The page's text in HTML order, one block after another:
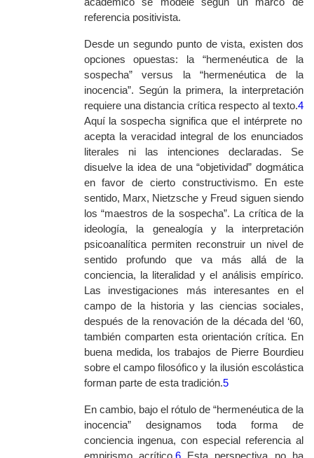
referencia positivista.
Desde un segundo punto de vista, existen dos
opciones opuestas: la “hermenéutica de la
sospecha” versus la “hermenéutica de la
inocencia”. Según la primera, la interpretación
requiere una distancia crítica respecto al texto.4
Aquí la sospecha significa que el intérprete no
acepta la veracidad integral de los enunciados
literales ni las intenciones declaradas. Se
disuelve la idea de una “objetividad” dogmática
en favor de cierto constructivismo. En este
sentido, Marx, Nietzsche y Freud siguen siendo
los “maestros de la sospecha”. La crítica de la
ideología, la genealogía y la interpretación
psicoanalítica permiten reconstruir un nivel de
sentido profundo que va más allá de la
conciencia, la literalidad y el análisis empírico.
Las investigaciones más interesantes en el
campo de la historia y las ciencias sociales,
después de la renovación de la década del ‘60,
también comparten esta orientación crítica. En
buena medida, los trabajos de Pierre Bourdieu
sobre el campo filosófico y la ilusión escolástica
forman parte de esta tradición.5
En cambio, bajo el rótulo de “hermenéutica de la
inocencia” designamos toda forma de
conciencia ingenua, con especial referencia al
empirismo acrítico. 6Esta perspectiva no ha